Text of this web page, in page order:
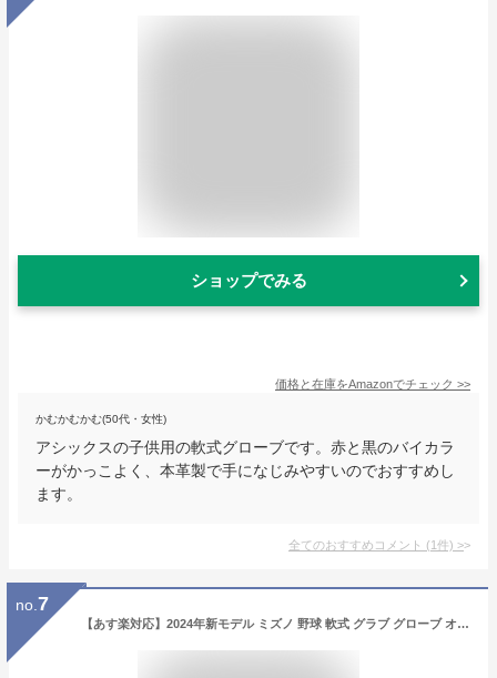
ショップでみる
価格と在庫をAmazonでチェック >>
かむかむかむ(50代・女性)
アシックスの子供用の軟式グローブです。赤と黒のバイカラ
ーがかっこよく、本革製で手になじみやすいのでおすすめし
ます。
全てのおすすめコメント (1件) >
no. 7
【あす楽対応】2024年新モデル ミズノ 野球 軟式 グラブ グローブ オールラウンド用 ボールパーク BALLPARK エントリ―モデル 限定品 草野球 中学生～大人用 1AJGR13920-0